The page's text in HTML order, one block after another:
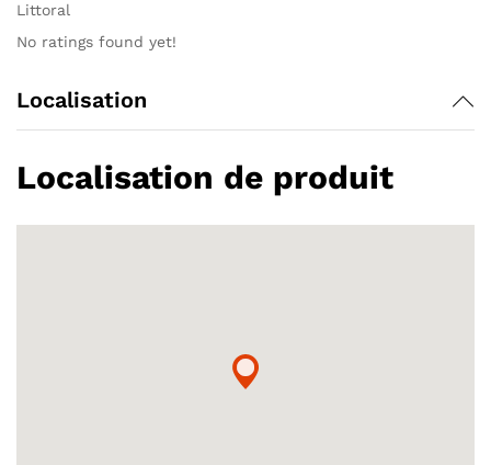
Littoral
No ratings found yet!
Localisation
Localisation de produit